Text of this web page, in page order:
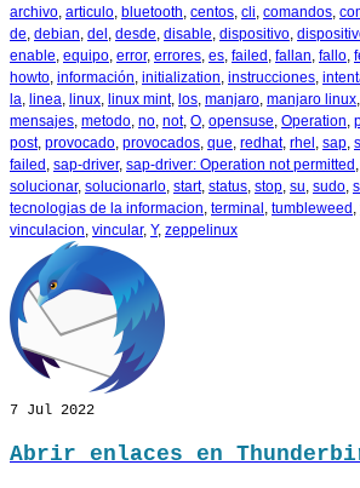
archivo articulo bluetooth centos cli comandos
de debian del desde disable dispositivo
enable equipo error, errores es failed fallan fallo
howto información initialization instrucciones
la linea linux linux mint, los manjaro manjaro linux
mensajes metodo no not, O opensuse Operation
post, provocado provocados que redhat, rhel sap
failed sap-driver, sap-driver: Operation not permitted
solucionar, solucionarlo start, status stop su sudo
tecnologias de la informacion terminal tumbleweed
vinculacion vincular, Y, zeppelinux
7 Jul 2022
Abrir enlaces en